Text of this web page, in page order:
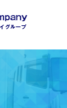
スイグループ